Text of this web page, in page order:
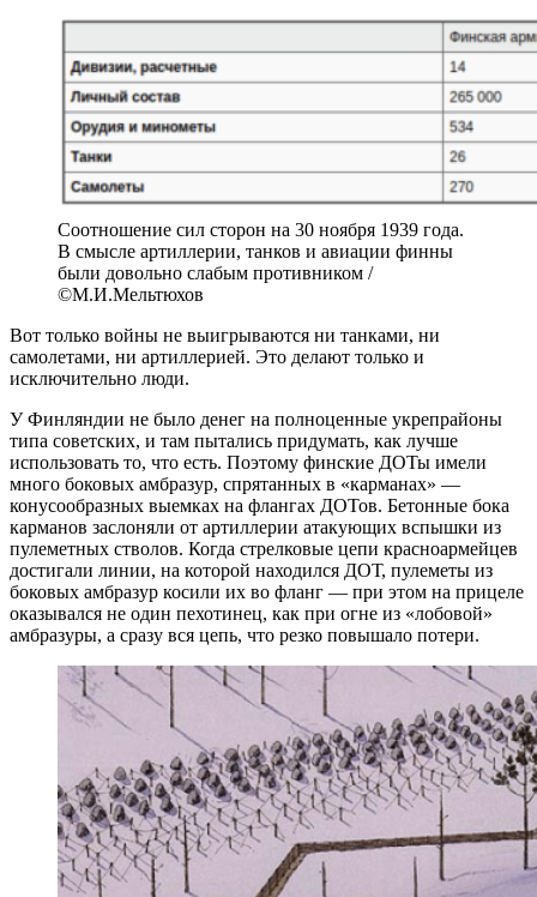
Соотношение сил сторон на 30 ноября 1939 года.
В смысле артиллерии, танков и авиации финны
были довольно слабым противником /
©М.И.Мельтюхов
Вот только войны не выигрываются ни танками, ни
самолетами, ни артиллерией. Это делают только и
исключительно люди.
У Финляндии не было денег на полноценные укрепрайоны
типа советских, и там пытались придумать, как лучше
использовать то, что есть. Поэтому финские ДОТы имели
много боковых амбразур, спрятанных в «карманах» —
конусообразных выемках на флангах ДОТов. Бетонные бока
карманов заслоняли от артиллерии атакующих вспышки из
пулеметных стволов. Когда стрелковые цепи красноармейцев
достигали линии, на которой находился ДОТ, пулеметы из
боковых амбразур косили их во фланг — при этом на прицеле
оказывался не один пехотинец, как при огне из «лобовой»
амбразуры, а сразу вся цепь, что резко повышало потери.